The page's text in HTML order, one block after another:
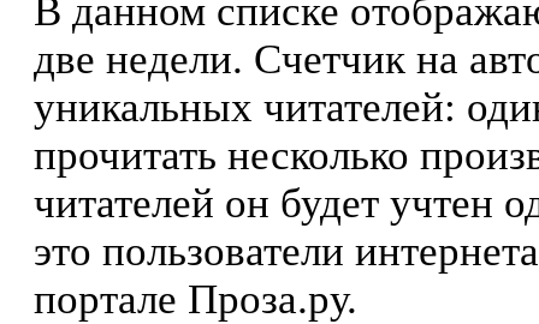
В данном списке
две недели. Счетчик на
уникальных читателей:
прочитать несколько
читателей он будет учтен
это пользователи
портале Проза.ру.